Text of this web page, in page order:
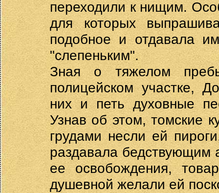
переходили к нищим.
для которых
подобное и отдавала
"слепеньким".
Зная о тяжелом
полицейском участке,
них и петь духовные
Узнав об этом, томские
грудами несли ей
раздавала бедствующим
ее освобождения,
душевной желали ей